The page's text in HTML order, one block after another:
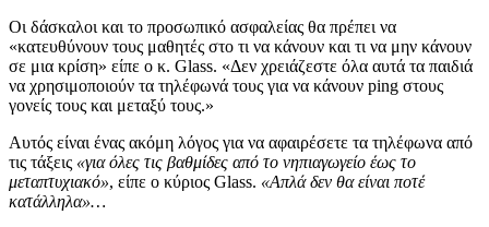
Οι δάσκαλοι και το προσωπικό ασφαλείας θα πρέπει να
«κατευθύνουν τους μαθητές στο τι να κάνουν και τι να μην κάνουν
σε μια κρίση» είπε ο κ. Glass. «Δεν χρειάζεστε όλα αυτά τα παιδιά
να χρησιμοποιούν τα τηλέφωνά τους για να κάνουν ping στους
γονείς τους και μεταξύ τους.»
Αυτός είναι ένας ακόμη λόγος για να αφαιρέσετε τα τηλέφωνα από
τις τάξεις «για όλες τις βαθμίδες από το νηπιαγωγείο έως το
μεταπτυχιακό», είπε ο κύριος Glass. «Απλά δεν θα είναι ποτέ
κατάλληλα»…